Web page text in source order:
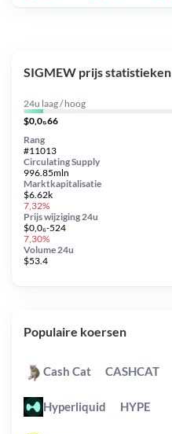
SIGMEW prijs statistieken
24u laag / hoog
$0,0₅66
Circulating Supply
996.85mln
Prijs wijziging 24u
$0,0₆-524
7,30%
Marktkapitalisatie
$6.62k
7,32%
Volume 24u
$53.4
Rang
#11013
Populaire koersen
Cash Cat CASHCAT
Hyperliquid HYPE